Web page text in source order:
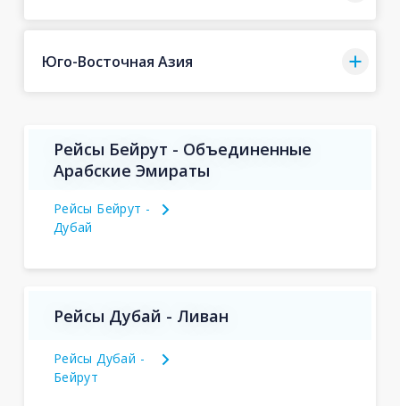
Юго-Восточная Азия
Рейсы Бейрут - Объединенные
Арабские Эмираты
Рейсы Бейрут -
Дубай
Рейсы Дубай - Ливан
Рейсы Дубай -
Бейрут